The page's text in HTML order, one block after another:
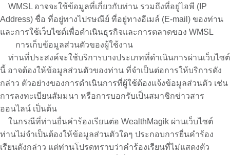
WMSL อาจจะใช้ข้อมูลที่เกี่ยวกับท่าน รวมถึงที่อยู่ไอพี (IP
Address) ชื่อ ที่อยู่ทางไปรษณีย์ ที่อยู่ทางอีเมล์ (E-mail) ของท่าน
และการใช้เว็บไซต์เพื่อดำเนินธุรกิจและการตลาดของ WMSL
การเก็บข้อมูลส่วนตัวของผู้ใช้งาน
ท่านที่ประสงค์จะใช้บริการบางประเภทที่ดำเนินการผ่านเว็บไซต์
นี้ อาจต้องให้ข้อมูลส่วนตัวของท่าน ที่จำเป็นต่อการให้บริการดัง
กล่าว ตัวอย่างของการดำเนินการที่ผู้ใช้ต้องแจ้งข้อมูลส่วนตัว เช่น
การลงทะเบียนสัมมนา หรือการบอกรับเป็นสมาชิกข่าวสาร
ออนไลน์ เป็นต้น
ในกรณีที่ท่านยื่นคำร้องเรียนต่อ WealthMagik ผ่านเว็บไซต์
ท่านไม่จำเป็นต้องให้ข้อมูลส่วนตัวใดๆ ประกอบการยื่นคำร้อง
เรียนดังกล่าว แต่ท่านโปรดทราบว่าคำร้องเรียนที่ไม่แสดงตัว